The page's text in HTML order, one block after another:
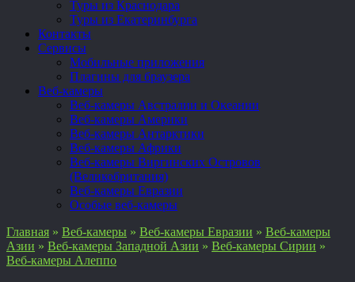
Туры из Краснодара
Туры из Екатеринбурга
Контакты
Сервисы
Мобильные приложения
Плагины для браузера
Веб-камеры
Веб-камеры Австралии и Океании
Веб-камеры Америки
Веб-камеры Антарктики
Веб-камеры Африки
Веб-камеры Виргинских Островов
(Великобритания)
Веб-камеры Евразии
Особые веб-камеры
Главная » Веб-камеры » Веб-камеры Евразии » Веб-камеры
Азии » Веб-камеры Западной Азии » Веб-камеры Сирии »
Веб-камеры Алеппо